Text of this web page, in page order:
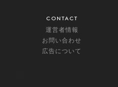
CONTACT
運営者情報
お問い合わせ
広告について